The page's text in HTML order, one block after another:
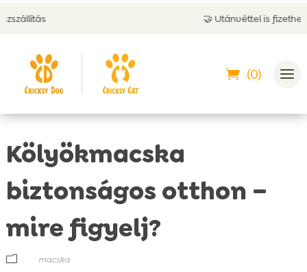
🤝 Utánvéttel is fizethetsz
(0)
Kölyökmacska
biztonságos otthon –
mire figyelj?
m
macska